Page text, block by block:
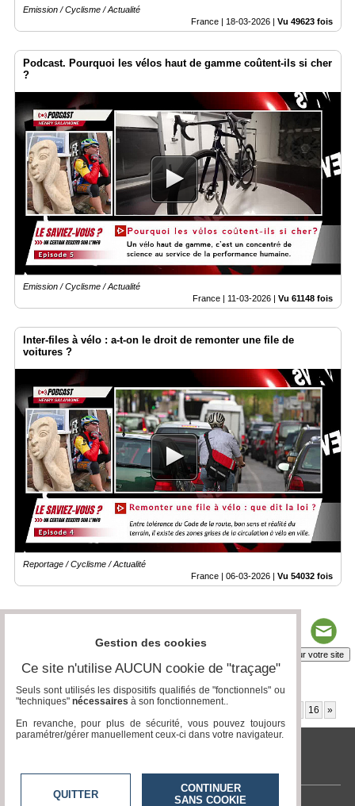
Emission / Cyclisme / Actualité
France | 18-03-2026 | Vu 49623 fois
Podcast. Pourquoi les vélos haut de gamme coûtent-ils si cher
?
Emission / Cyclisme / Actualité
France | 11-03-2026 Vu 61148 fois
Inter-files à vélo : a-t-on le droit de remonter une file de
voitures ?
Reportage / Cyclisme / Actualité
France | 06-03-2026 | Vu 54032 fois
Insérez sur votre site
Page 1 / 30 16 »
tvlocale.fr
Gestion des cookies
Ce site n'utilise AUCUN cookie de "traçage"
Seuls sont utilisés les dispositifs qualifiés de "fonctionnels" ou
"techniques" nécessaires à son fonctionnement..
En revanche, pour plus de sécurité, vous pouvez toujours
paramétrer/gérer manuellement ceux-ci dans votre navigateur.
QUITTER
CONTINUER
SANS COOKIE